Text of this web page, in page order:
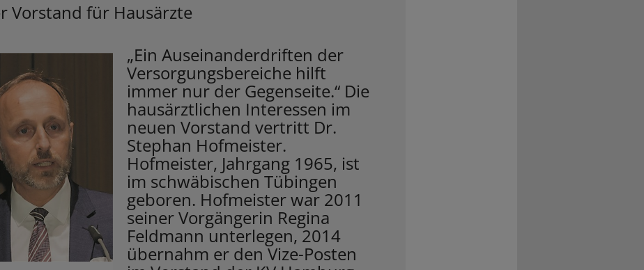
Vorstand für Hausärzte
„Ein Auseinanderdriften der
Versorgungsbereiche hilft
immer nur der Gegenseite.“ Die
hausärztlichen Interessen im
neuen Vorstand vertritt Dr.
Stephan Hofmeister.
Hofmeister, Jahrgang 1965, ist
im schwäbischen Tübingen
geboren. Hofmeister war 2011
seiner Vorgängerin Regina
Feldmann unterlegen, 2014
übernahm er den Vize-Posten